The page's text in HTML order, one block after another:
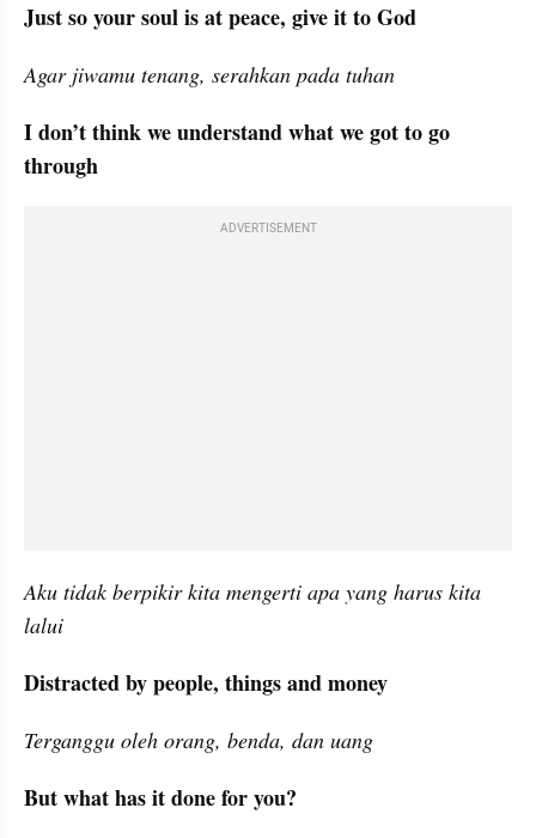
Just so your soul is at peace, give it to God
Agar jiwamu tenang, serahkan pada tuhan
I don’t think we understand what we got to go
through
ADVERTISEMENT
Aku tidak berpikir kita mengerti apa yang harus kita
lalui
Distracted by people, things and money
Terganggu oleh orang, benda, dan uang
But what has it done for you?